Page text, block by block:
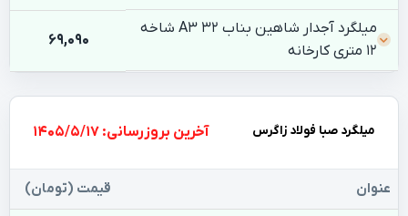
میلگرد آجدار شاهین بناب 32 A3 شاخه
12 متری کارخانه
69,090
میلگرد صبا فولاد زاگرس بروزرسانی: 1405/5/17
عنوان قیمت (تومان)